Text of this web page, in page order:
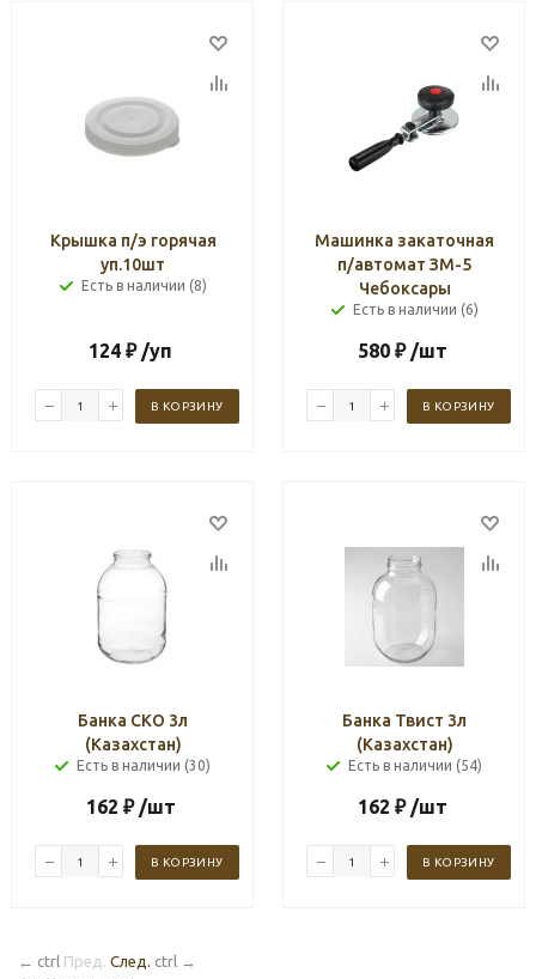
Крышка п/э горячая
уп.10шт
Есть в наличии (8)
124 ₽ /уп
В КОРЗИНУ
Машинка закаточная
п/автомат ЗМ-5
Чебоксары
Есть в наличии (6)
580₽ /шт
В КОРЗИНУ
Банка СКО 3л
(Казахстан)
Есть в наличии (30)
162 ₽ /шт
В КОРЗИНУ
Банка Твист 3л
(Казахстан)
Есть в наличии (54)
162 ₽ /шт
В КОРЗИНУ
← ctrl Пред. След. ctrl →